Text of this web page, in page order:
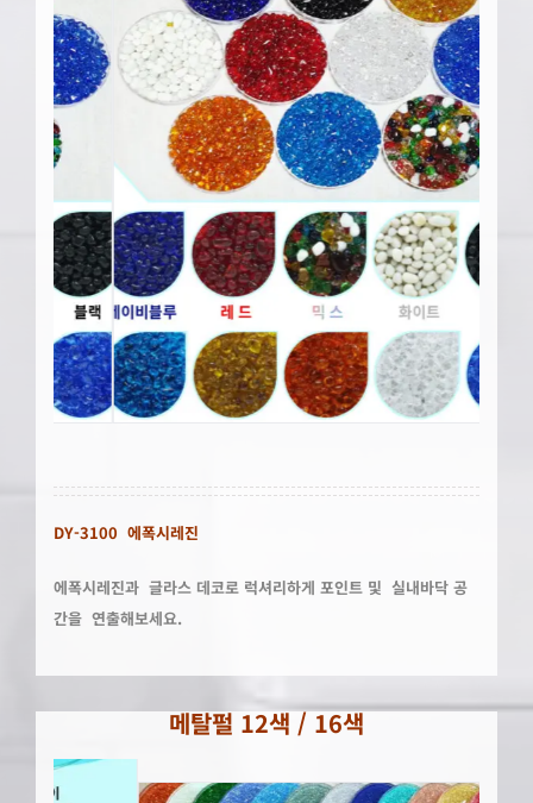
DY-3100 에폭시레진
에폭시레진과글라스 데코로 럭셔리하게 포인트 및 실내바닥 공
간을 연출해보세요.
메탈펄 12색 / 16색